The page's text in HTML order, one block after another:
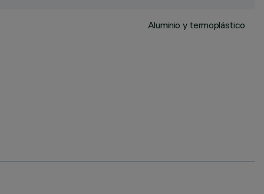
Aluminio y termoplástico